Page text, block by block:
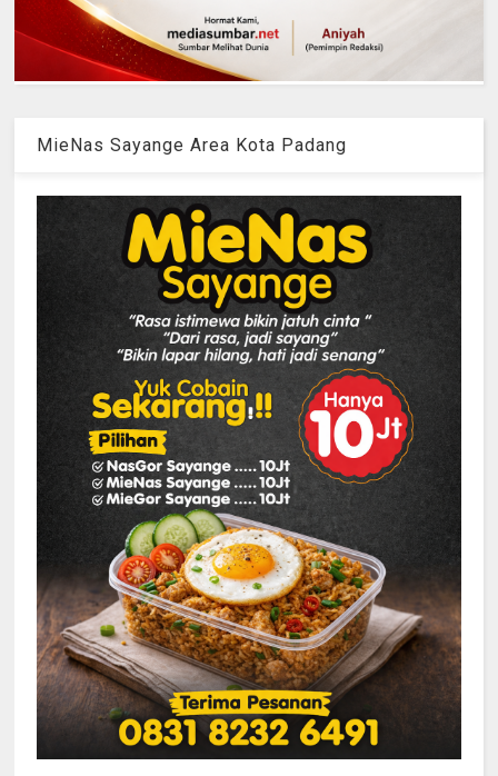
MieNas Sayange Area Kota Padang